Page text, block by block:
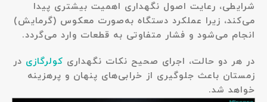
شرایطی، رعایت اصول نگهداری اهمیت بیشتری پیدا
می‌کند، زیرا عملکرد دستگاه به‌صورت معکوس (گرمایش)
انجام می‌شود و فشار متفاوتی به قطعات وارد می‌گردد.
در هر دو حالت، اجرای صحیح نکات نگهداری کولرگازی در
زمستان باعث جلوگیری از خرابی‌های پنهان و پرهزینه
خواهد شد.